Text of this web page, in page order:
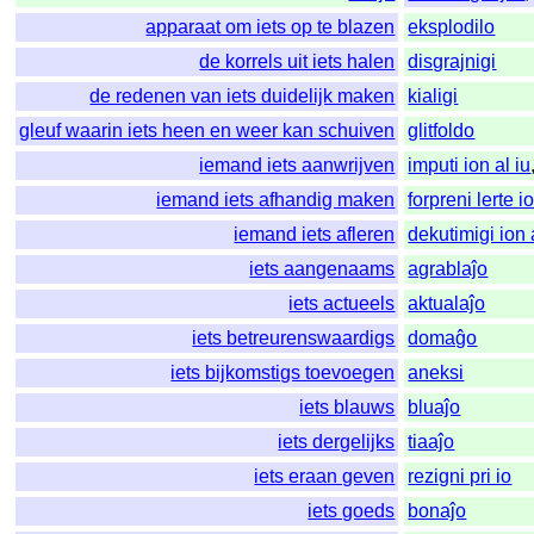
apparaat om iets op te blazen
eksplodilo
de korrels uit iets halen
disgrajnigi
de redenen van iets duidelijk maken
kialigi
gleuf waarin iets heen en weer kan schuiven
glitfoldo
iemand iets aanwrijven
imputi ion al iu,
iemand iets afhandig maken
forpreni lerte
iemand iets afleren
dekutimigi ion
iets aangenaams
agrablaĵo
iets actueels
aktualaĵo
iets betreurenswaardigs
domaĝo
iets bijkomstigs toevoegen
aneksi
iets blauws
bluaĵo
iets dergelijks
tiaaĵo
iets eraan geven
rezigni pri io
iets goeds
bonaĵo